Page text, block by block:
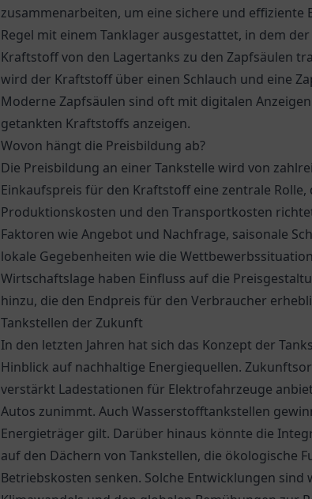
zusammenarbeiten, um eine sichere und
Regel mit einem Tanklager ausgestattet, in dem
Kraftstoff von den Lagertanks zu den Zapfsäulen
wird der Kraftstoff über einen Schlauch und eine
Moderne Zapfsäulen sind oft mit digitalen
getankten Kraftstoffs anzeigen.
Wovon hängt die Preisbildung ab?
Die Preisbildung an einer Tankstelle wird von
Einkaufspreis für den Kraftstoff eine zentrale
Produktionskosten und den Transportkosten
Faktoren wie Angebot und Nachfrage, saisonale
lokale Gegebenheiten wie die
Wirtschaftslage haben Einfluss auf die
hinzu, die den Endpreis für den Verbraucher
Tankstellen der Zukunft
In den letzten Jahren hat sich das Konzept der
Hinblick auf nachhaltige Energiequellen.
verstärkt Ladestationen für Elektrofahrzeuge
Autos zunimmt. Auch Wasserstofftankstellen
Energieträger gilt. Darüber hinaus könnte die
auf den Dächern von Tankstellen, die ökologische
Betriebskosten senken. Solche Entwicklungen